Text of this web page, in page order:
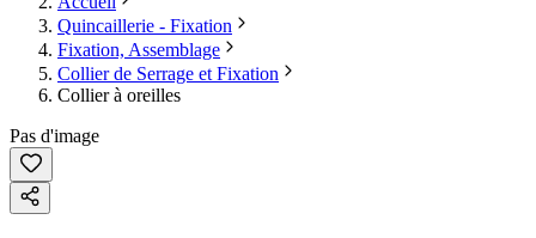
Quincaillerie - Fixation
Fixation, Assemblage
Collier de Serrage et Fixation
Collier à oreilles
Pas d'image